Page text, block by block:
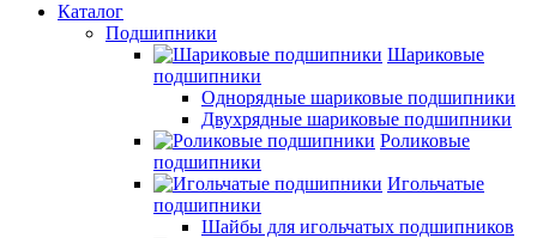
Каталог
Подшипники
Шариковые
подшипники
Однорядные шариковые подшипники
Двухрядные шариковые подшипники
Роликовые
подшипники
Игольчатые
подшипники
Шайбы для игольчатых подшипников